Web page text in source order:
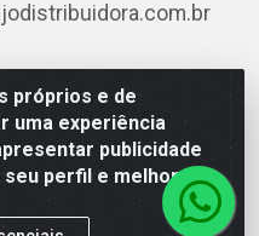
próprios e de
uma experiência
publicidade
perfil e melhorar a
de Campos, 42 -
RJ - CEP 20.920-410 -
0003-85